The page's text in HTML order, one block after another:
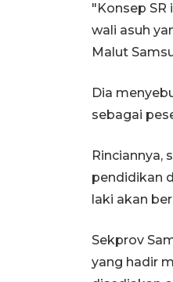
"Konsep SR
wali asuh
Malut
Dia
sebagai
Rinciannya,
pendidikan
laki akan
Sekprov
yang hadir